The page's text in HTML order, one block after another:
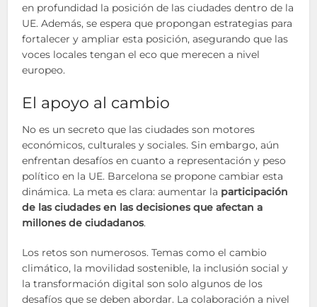
en profundidad la posición de las ciudades dentro de la
UE. Además, se espera que propongan estrategias para
fortalecer y ampliar esta posición, asegurando que las
voces locales tengan el eco que merecen a nivel
europeo.
El apoyo al cambio
No es un secreto que las ciudades son motores
económicos, culturales y sociales. Sin embargo, aún
enfrentan desafíos en cuanto a representación y peso
político en la UE. Barcelona se propone cambiar esta
dinámica. La meta es clara: aumentar la participación
de las ciudades en las decisiones que afectan a
millones de ciudadanos.
Los retos son numerosos. Temas como el cambio
climático, la movilidad sostenible, la inclusión social y
la transformación digital son solo algunos de los
desafíos que se deben abordar. La colaboración a nivel